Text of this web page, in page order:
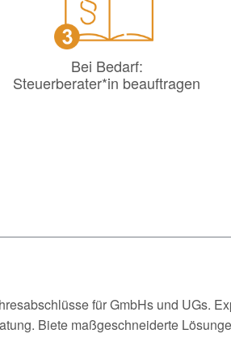
Bei Bedarf:
Steuerberater*in beauftragen
für GmbHs und UGs.
Biete maßgeschneiderte